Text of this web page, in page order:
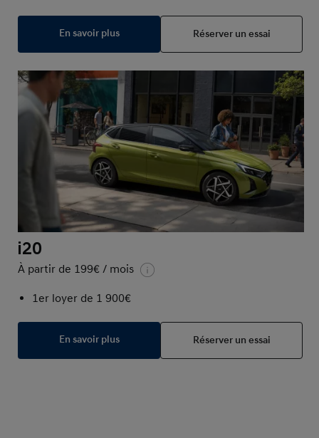
En savoir plus Réserver un essai
i20
À partir de 199€ / mois
1er loyer de 1 900€
En savoir plus Réserver un essai